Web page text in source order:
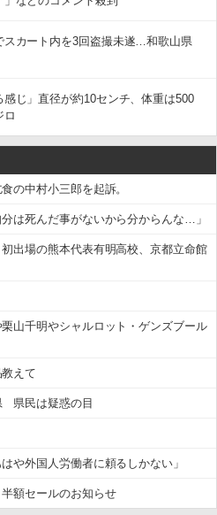
スカート内を3回盗撮未遂…和歌山県
感じ」直径が約10センチ、体重は500
ロ
の中村小三郎を起訴。
は死んだ事がないから分からんな…」
出場の熊本代表有明高校、京都立命館
山千明やシャルロット・ゲンズブール
えて
県民は疑惑の目
や外国人労働者に頼るしかない」
半額セールのお知らせ